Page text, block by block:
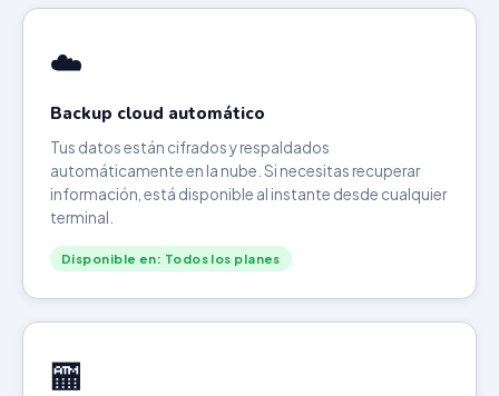
☁️
Backup cloud automático
Tus datos están cifrados y respaldados
automáticamente en la nube. Si necesitas recuperar
información, está disponible al instante desde cualquier
terminal.
Disponible en: Todos los planes
🏧